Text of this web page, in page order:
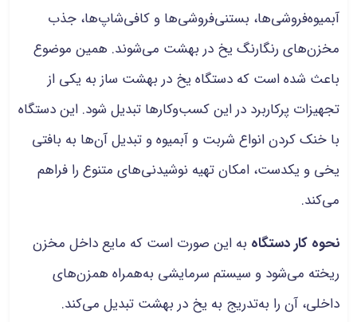
آبمیوه‌فروشی‌ها، بستنی‌فروشی‌ها و کافی‌شاپ‌ها، جذب
مخزن‌های رنگارنگ یخ در بهشت می‌شوند. همین موضوع
باعث شده است که دستگاه یخ در بهشت ساز به یکی از
تجهیزات پرکاربرد در این کسب‌وکارها تبدیل شود. این دستگاه
با خنک کردن انواع شربت و آبمیوه و تبدیل آن‌ها به بافتی
یخی و یکدست، امکان تهیه نوشیدنی‌های متنوع را فراهم
می‌کند.
نحوه کار دستگاه به این صورت است که مایع داخل مخزن
ریخته می‌شود و سیستم سرمایشی به‌همراه همزن‌های
داخلی، آن را به‌تدریج به یخ در بهشت تبدیل می‌کند.